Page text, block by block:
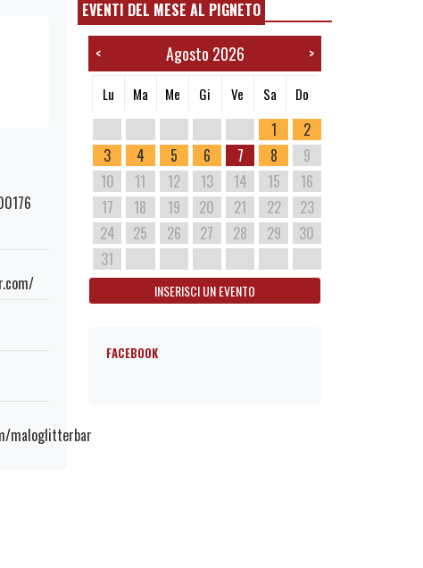
maloglitterbar
EVENTI DEL MESE AL PIGNETO
< Agosto 2026 >
Lu Ma Me Gi Ve Sa Do
1
2
3
4 5 6 7 8
9
10
11 12 13 14 15
16
17
18 19 20 21 22
23
24
25 26 27 28 29
30
31
INSERISCI UN EVENTO
FACEBOOK